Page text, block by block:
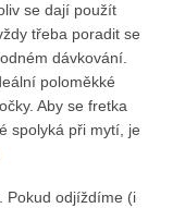
se dají použít
třeba poradit se
dávkování.
poloměkké
Aby se fretka
spolyká při mytí, je
Pokud odjíždíme (i